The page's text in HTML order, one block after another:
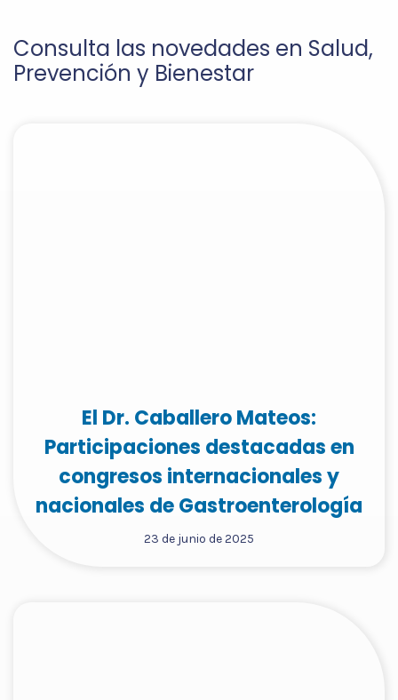
Consulta las novedades en Salud,
Prevención y Bienestar
El Dr. Caballero Mateos:
Participaciones destacadas en
congresos internacionales y
nacionales de Gastroenterología
23 de junio de 2025